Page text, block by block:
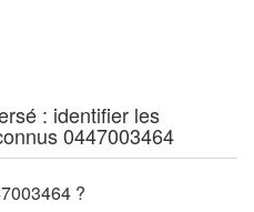
: identifier les
0447003464
?